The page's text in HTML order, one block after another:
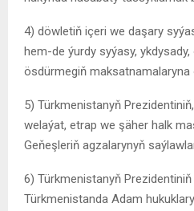
4) döwletiň içeri we daşary
hem-de ýurdy syýasy,
ösdürmegiň maksatnamalaryna
5) Türkmenistanyň
welaýat, etrap we şäher halk
Geňeşleriň agzalarynyň
6) Türkmenistanyň
Türkmenistanda Adam